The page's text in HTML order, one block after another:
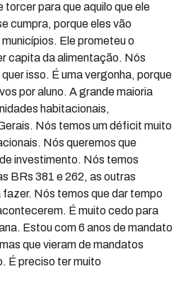
torcer para que aquilo que ele
cumpra, porque eles vão
Ele prometeu o
capita da alimentação. Nós
isso. É uma vergonha, porque
por aluno. A grande maioria
habitacionais,
Nós temos um déficit muito
Nós queremos que
investimento. Nós temos
BRs 381 e 262, as outras
Nós temos que dar tempo
É muito cedo para
Estou com 6 anos de mandato
que vieram de mandatos
É preciso ter muito